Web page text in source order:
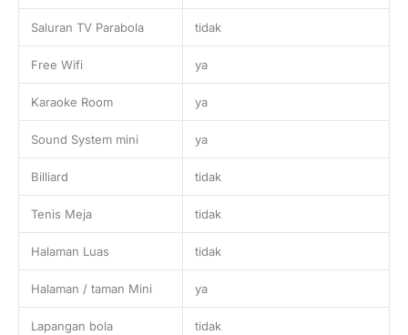
Saluran TV Parabola tidak
Free Wifi ya
Karaoke Room ya
Sound System mini ya
Billiard tidak
Tenis Meja tidak
Halaman Luas tidak
Halaman / taman Mini ya
Lapangan bola tidak